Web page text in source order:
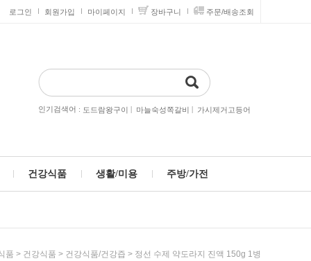
로그인 회원가입 마이페이지 장바구니 주문/배송조회
인기검색어 : 도드람왕구이 | 마늘숙성쪽갈비 | 가시제거고등어
건강식품 생활/미용 주방/가전
품 > 건강식품 > 건강식품/건강즙 > 정선 수제 약도라지 진액 150g 1병